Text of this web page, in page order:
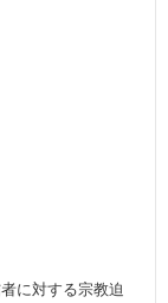
に対する宗教迫